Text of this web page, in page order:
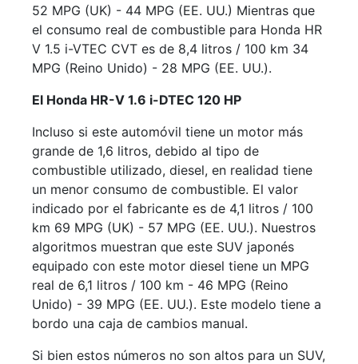
52 MPG (UK) - 44 MPG (EE. UU.) Mientras que
el consumo real de combustible para Honda HR
V 1.5 i-VTEC CVT es de 8,4 litros / 100 km 34
MPG (Reino Unido) - 28 MPG (EE. UU.).
El Honda HR-V 1.6 i-DTEC 120 HP
Incluso si este automóvil tiene un motor más
grande de 1,6 litros, debido al tipo de
combustible utilizado, diesel, en realidad tiene
un menor consumo de combustible. El valor
indicado por el fabricante es de 4,1 litros / 100
km 69 MPG (UK) - 57 MPG (EE. UU.). Nuestros
algoritmos muestran que este SUV japonés
equipado con este motor diesel tiene un MPG
real de 6,1 litros / 100 km - 46 MPG (Reino
Unido) - 39 MPG (EE. UU.). Este modelo tiene a
bordo una caja de cambios manual.
Si bien estos números no son altos para un SUV,